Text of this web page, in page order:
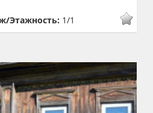
Этажность: 1/1